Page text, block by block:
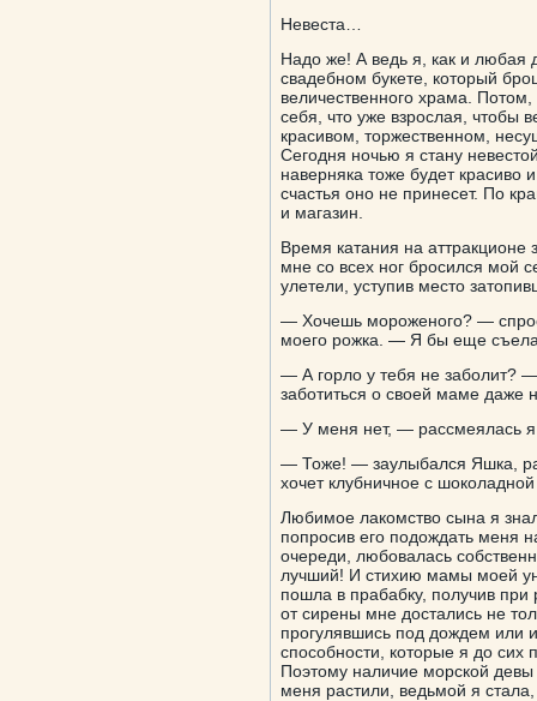
Невеста…
Надо же! А ведь я, как и любая
свадебном букете, который
величественного храма.
себя, что уже взрослая, чтобы
красивом, торжественном,
Сегодня ночью я стану
наверняка тоже будет красиво
счастья оно не принесет. По
и магазин.
Время катания на аттракционе
мне со всех ног бросился мой
улетели, уступив место
— Хочешь мороженого? —
моего рожка. — Я бы еще
— А горло у тебя не заболит?
заботиться о своей маме даже
— У меня нет, — рассмеялась
— Тоже! — заулыбался Яшка,
хочет клубничное с
Любимое лакомство сына я
попросив его подождать меня
очереди, любовалась
лучший! И стихию мамы моей
пошла в прабабку, получив при
от сирены мне достались не
прогулявшись под дождем или
способности, которые я до сих
Поэтому наличие морской
меня растили, ведьмой я